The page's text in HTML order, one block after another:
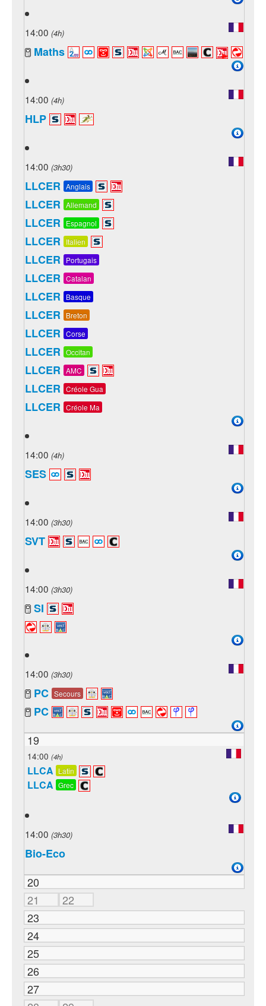
14:00 (4h)
Maths
14:00 (4h)
HLP
14:00 (3h30)
LLCER Anglais
LLCER Allemand
LLCER Espagnol
LLCER Italien
LLCER Portugais
LLCER Catalan
LLCER Basque
LLCER Breton
LLCER Corse
LLCER Occitan
LLCER AMC
LLCER Créole Gua
LLCER Créole Ma
14:00 (4h)
SES
14:00 (3h30)
SVT
14:00 (3h30)
SI
14:00 (3h30)
PC Secours
PC
19
14:00 (4h)
LLCA Latin
LLCA Grec
14:00 (3h30)
Bio-Eco
20
21
22
23
24
25
26
27